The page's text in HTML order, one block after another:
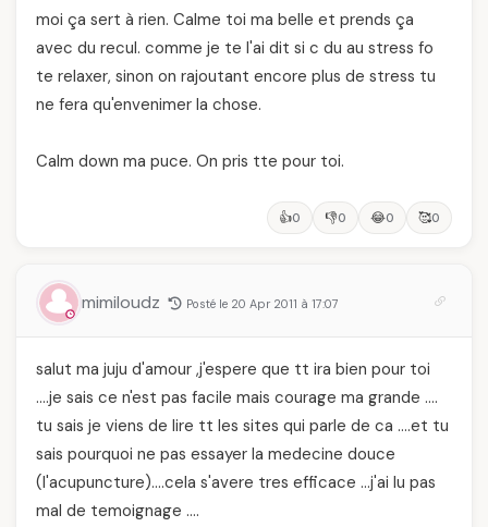
moi ça sert à rien. Calme toi ma belle et prends ça
avec du recul. comme je te l'ai dit si c du au stress fo
te relaxer, sinon on rajoutant encore plus de stress tu
ne fera qu'envenimer la chose.
Calm down ma puce. On pris tte pour toi.
👍0 👎0 😂0 🥰0
mimiloudz Posté le 20 Apr 2011 à 17:07
salut ma juju d'amour ,j'espere que tt ira bien pour toi
….je sais ce n'est pas facile mais courage ma grande ….
tu sais je viens de lire tt les sites qui parle de ca ….et tu
sais pourquoi ne pas essayer la medecine douce
(l'acupuncture)….cela s'avere tres efficace …j'ai lu pas
mal de temoignage ….